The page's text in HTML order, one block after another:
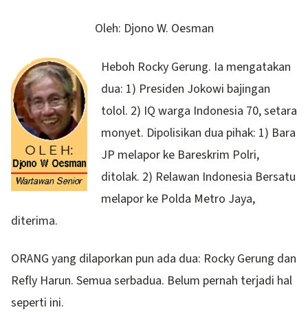
Oleh: Djono W. Oesman
Heboh Rocky Gerung. Ia mengatakan
dua: 1) Presiden Jokowi bajingan
tolol. 2) IQ warga Indonesia 70, setara
monyet. Dipolisikan dua pihak: 1) Bara
JP melapor ke Bareskrim Polri,
ditolak. 2) Relawan Indonesia Bersatu
melapor ke Polda Metro Jaya,
diterima.
ORANG yang dilaporkan pun ada dua: Rocky Gerung dan
Refly Harun. Semua serbadua. Belum pernah terjadi hal
seperti ini.